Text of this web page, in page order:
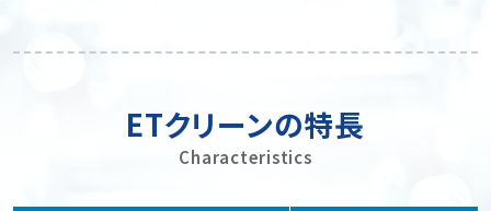
ETクリーンの特長
Characteristics